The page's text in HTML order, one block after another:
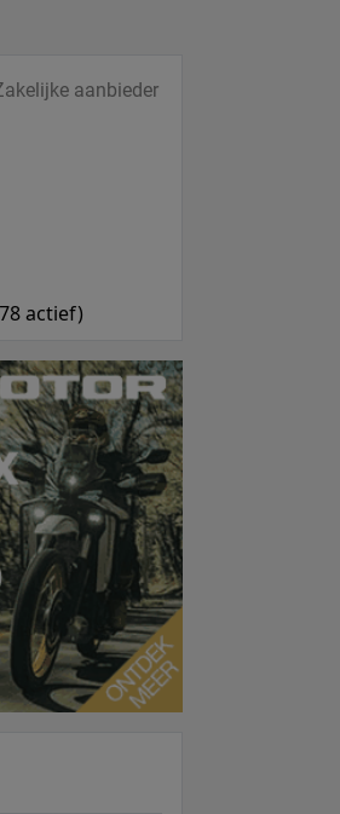
aanbieder
actief)